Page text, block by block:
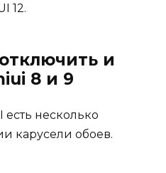
12.
и
8 и 9
есть несколько
карусели обоев.